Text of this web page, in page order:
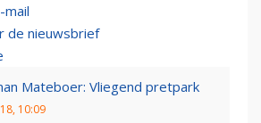
de nieuwsbrief
Mateboer: Vliegend pretpark
10:09